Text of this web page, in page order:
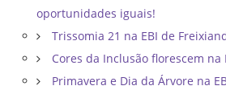
oportunidades iguais!
Trissomia 21 na EBI de
Cores da Inclusão florescem na
Primavera e Dia da Árvore na